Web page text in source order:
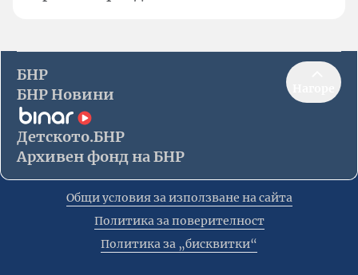
БНР
БНР Новини
Детското.БНР
Архивен фонд на БНР
Общи условия за използване на сайта
Политика за поверителност
Политика за „бисквитки“